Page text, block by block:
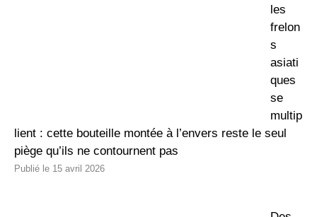
les
frelon
s
asiati
ques
se
multip
lient : cette bouteille montée à l’envers reste le seul
piège qu’ils ne contournent pas
15 avril 2026